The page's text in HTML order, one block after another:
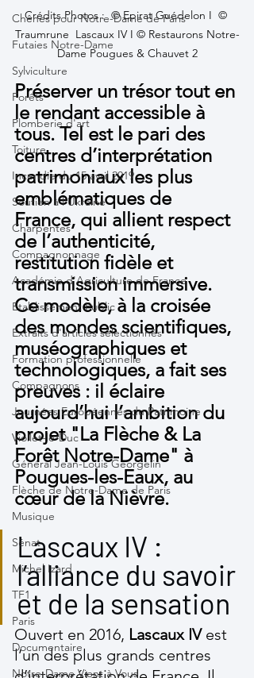
Chênes pour Notre-Dame de Paris
Futaies Notre-Dame
Sylviculture
Forêts
Plomberie d'art
Toiture
Incendie du 15 avril 2019
Soutien à l'Ukraine
Charpentes
Compagnonnage
Académie d'Agriculture de France
Etablissement Public
Extraits d'articles sélectionnés
Formation professionnelle
Compagnons
Journées Européennes du Patrimoine
Viollet-le-Duc
Général Jean-Louis Georgelin
Flèche de Notre-Dame de Paris
Musique
Sénat
Michel Izard
TF1
Paris
Documentaire
Notre-Dame Vient à Vous
Crédits Photos :  © Epirat Guédelon I  ©
Traumrune  Lascaux IV I © Restaurons Notre-
Dame Pougues & Chauvet 2
Préserver un trésor tout en
le rendant accessible à
tous. Tel est le pari des
centres d’interprétation
patrimoniaux les plus
emblématiques de
France, qui allient respect
de l’authenticité,
restitution fidèle et
transmission immersive.
Ce modèle, à la croisée
des mondes scientifiques,
muséographiques et
technologiques, a fait ses
preuves : il éclaire
aujourd’hui l’ambition du
projet "La Flèche & La
Forêt Notre-Dame" à
Pougues-les-Eaux, au
cœur de la Nièvre.
Lascaux IV :
l’alliance du savoir
et de la sensation
Ouvert en 2016, Lascaux IV est
l’un des plus grands centres